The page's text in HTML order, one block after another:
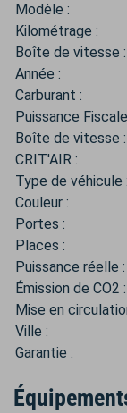
Modèle :
Kilométrage :
Boîte de vitesse :
Année :
Carburant :
Puissance
Boîte de vitesse :
CRIT'AIR :
Type de véhicule :
Couleur :
Portes :
Places :
Puissance réelle :
Émission de CO2 :
Mise en
Ville :
Garantie :